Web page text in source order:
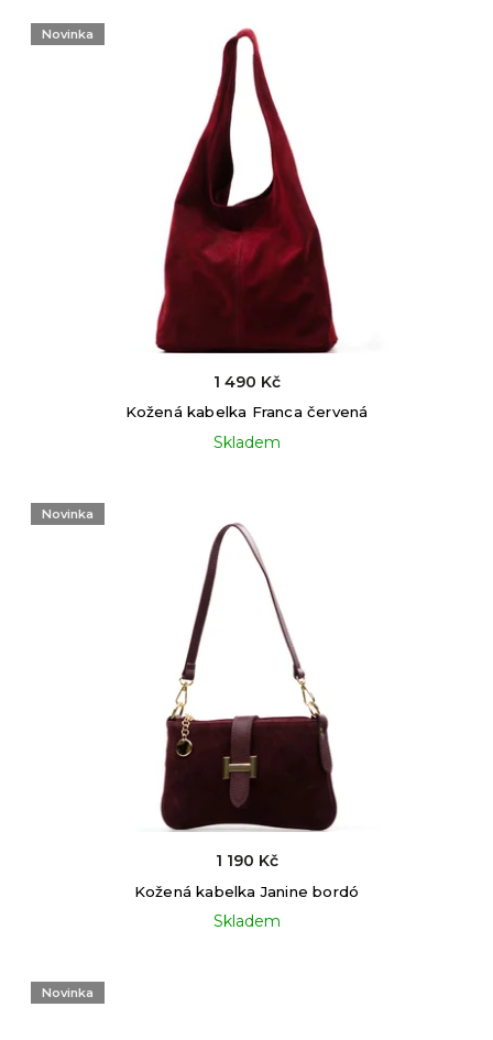
Novinka
Kožená kabelka Franca červená
Skladem
1 490 Kč
Novinka
Kožená kabelka Janine bordó
Skladem
1 190 Kč
Novinka